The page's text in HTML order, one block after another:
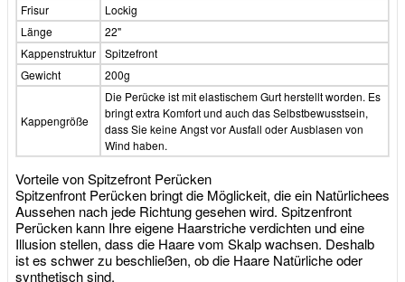
Frisur
Lockig
Länge
22"
Kappenstruktur Spitzefront
Gewicht
200g
Kappengröße
Die Perücke ist mit elastischem Gurt herstellt worden. Es
bringt extra Komfort und auch das Selbstbewusstsein,
dass Sie keine Angst vor Ausfall oder Ausblasen von
Wind haben.
Vorteile von Spitzefront Perücken
Spitzenfront Perücken bringt die Möglickeit, die ein Natürlichees
Aussehen nach jede Richtung gesehen wird. Spitzenfront
Perücken kann Ihre eigene Haarstriche verdichten und eine
Illusion stellen, dass die Haare vom Skalp wachsen. Deshalb
ist es schwer zu beschließen, ob die Haare Natürliche oder
synthetisch sind.